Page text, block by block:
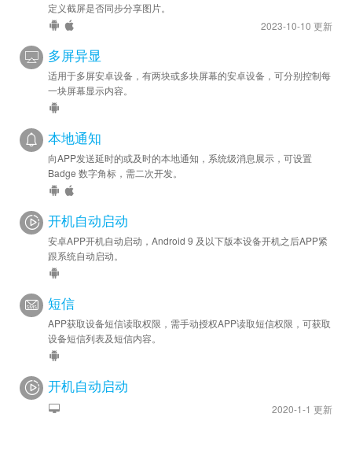
定义截屏是否同步分享图片。
2023-10-10 更新
多屏异显
适用于多屏安卓设备，有两块或多块屏幕的安卓设备，可分别控制每
一块屏幕显示内容。
本地通知
向APP发送延时的或及时的本地通知，系统级消息展示，可设置
Badge 数字角标，需二次开发。
开机自动启动
安卓APP开机自动启动，Android 9 及以下版本设备开机之后APP紧
跟系统自动启动。
短信
APP获取设备短信读取权限，需手动授权APP读取短信权限，可获取
设备短信列表及短信内容。
开机自动启动
2020-1-1 更新